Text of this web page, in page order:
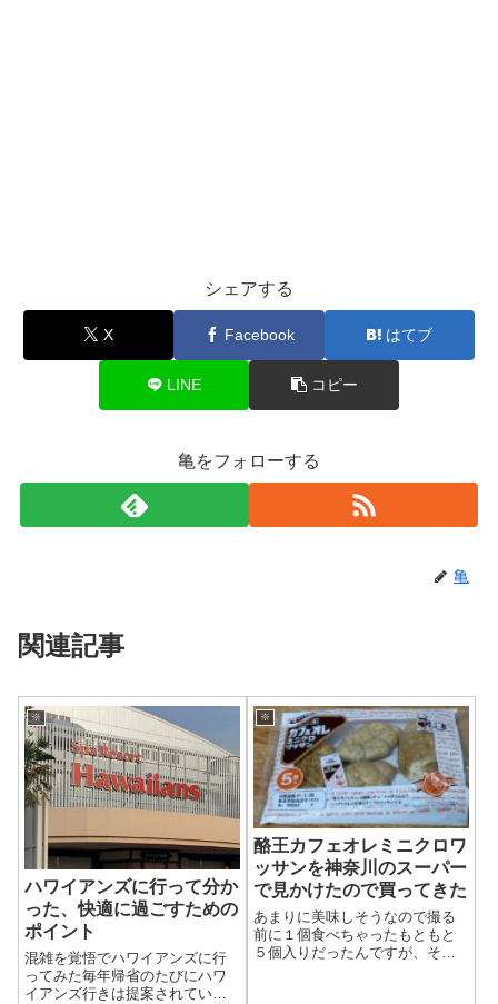
シェアする
X Facebook はてブ
LINE コピー
亀をフォローする
亀
関連記事
※
ハワイアンズに行って分か
った、快適に過ごすための
ポイント
混雑を覚悟でハワイアンズに行
ってみた毎年帰省のたびにハワ
イアンズ行きは提案されていた
※
酪王カフェオレミニクロワ
ッサンを神奈川のスーパー
で見かけたので買ってきた
あまりに美味しそうなので撮る
前に１個食べちゃったもともと
５個入りだったんですが、そう